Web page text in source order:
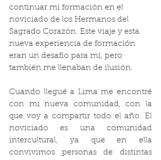
continuar mi formación en el
noviciado de los Hermanos del
Sagrado Corazón. Este viaje y esta
nueva experiencia de formación
eran un desafío para mí, pero
también me llenaban de ilusión.
Cuando llegué a Lima me encontré
con mi nueva comunidad, con la
que voy a compartir todo el año. El
noviciado es una comunidad
intercultural, ya que en ella
convivimos personas de distintas